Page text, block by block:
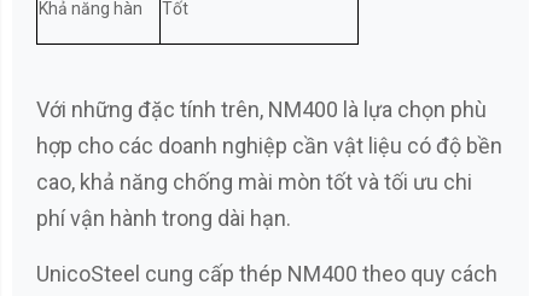
Khả năng hàn Tốt
Với những đặc tính trên, NM400 là lựa chọn phù
hợp cho các doanh nghiệp cần vật liệu có độ bền
cao, khả năng chống mài mòn tốt và tối ưu chi
phí vận hành trong dài hạn.
UnicoSteel cung cấp thép NM400 theo quy cách